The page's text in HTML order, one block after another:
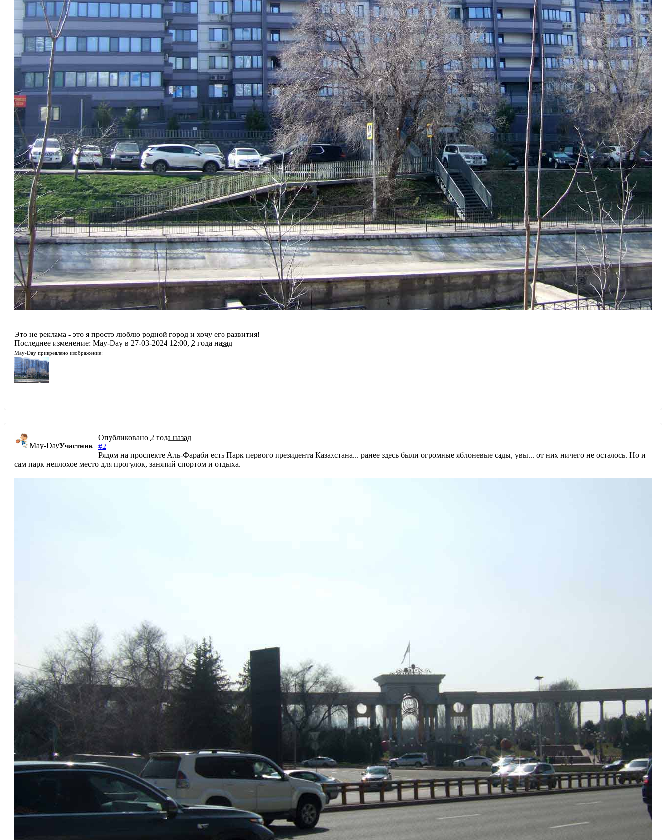
Это не реклама - это я просто люблю родной город и хочу его развития!
Последнее изменение: May-Day в 27-03-2024 12:00, 2 года назад
May-Day прикреплено изображение:
May-DayУчастник
Опубликовано 2 года назад
#2
Рядом на проспекте Аль-Фараби есть Парк первого президента Казахстана... ранее здесь были огромные яблоневые сады, увы... от них ничего не осталось. Но и
сам парк неплохое место для прогулок, занятий спортом и отдыха.